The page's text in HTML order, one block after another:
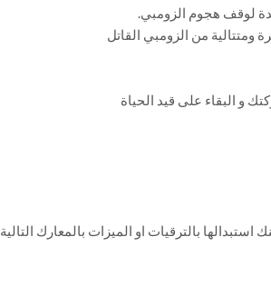
لوقف هجوم الزومبي.
من الزومبي القاتل
و البقاء على قيد الحياة
بالترقيات او الميزات بالمعارك التالية